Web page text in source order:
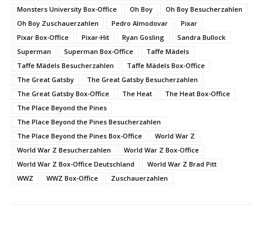
Monsters University Box-Office
Oh Boy
Oh Boy Besucherzahlen
Oh Boy Zuschauerzahlen
Pedro Almodovar
Pixar
Pixar Box-Office
Pixar-Hit Ryan Gosling
Sandra Bullock
Superman
Superman Box-Office
Taffe Mädels
Taffe Mädels Besucherzahlen
Taffe Mädels Box-Office
The Great Gatsby
The Great Gatsby Besucherzahlen
The Great Gatsby Box-Office
The Heat
The Heat Box-Office
The Place Beyond the Pines
The Place Beyond the Pines Besucherzahlen
The Place Beyond the Pines Box-Office
World War Z
World War Z Besucherzahlen
World War Z Box-Office
World War Z Box-Office Deutschland
World War Z Brad Pitt
WWZ
WWZ Box-Office Zuschauerzahlen